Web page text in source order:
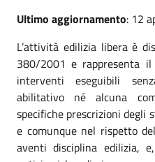
Ultimo aggiornamento: 12
L’attività edilizia libera è
380/2001 e rappresenta
interventi eseguibili
abilitativo né alcuna
specifiche prescrizioni
e comunque nel rispetto
aventi disciplina edilizia,